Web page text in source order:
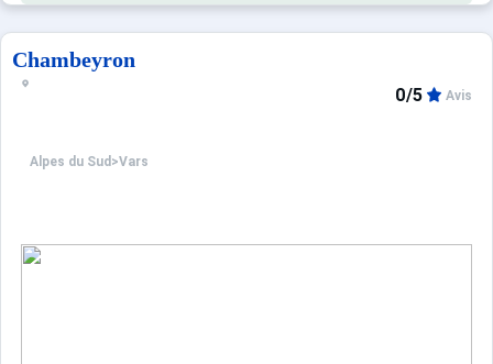
Chambeyron
Alpes du Sud >Vars
0/5 Avis